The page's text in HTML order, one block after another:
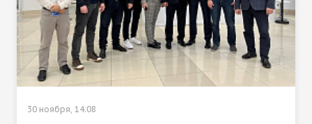
30 ноября, 14:08